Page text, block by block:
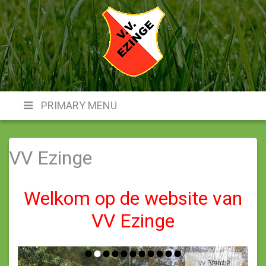
Skip
to
content
VVE
PRIMARY MENU
VV Ezinge
Welkom op de website van
VV Ezinge
vv Ezinge
Veld 2